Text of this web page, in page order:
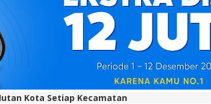
Kota Setiap Kecamatan